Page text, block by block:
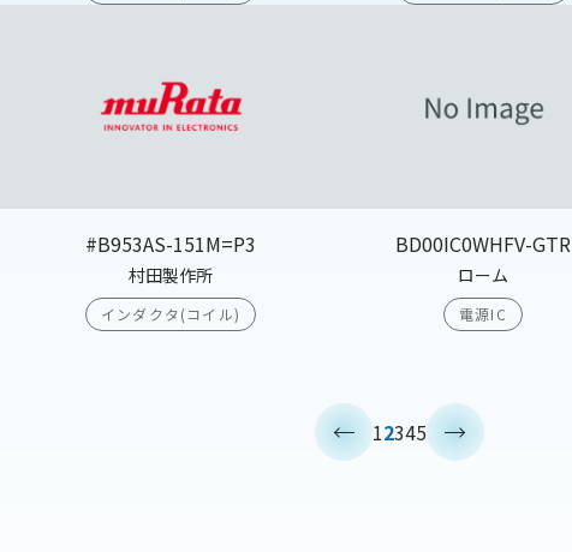
#B953AS-151M=P3
村田製作所
インダクタ(コイル)
BD00IC0WHFV-GTR
ローム
電源IC
12345